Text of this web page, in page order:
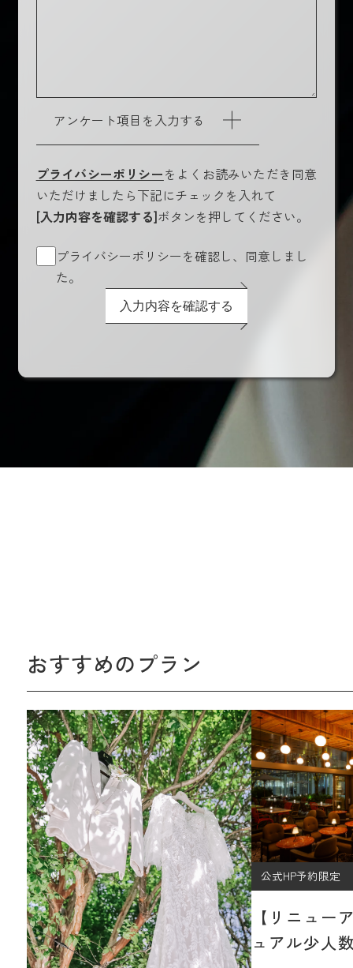
アンケート項目を入力する
プライバシーポリシーをよくお読みいただき同意
いただけましたら下記にチェックを入れて
[入力内容を確認する]ボタンを押してください。
プライバシーポリシーを確認し、同意しまし
た。
おすすめのプラン
公式HP予約限定
【リニュ
ュアル少人